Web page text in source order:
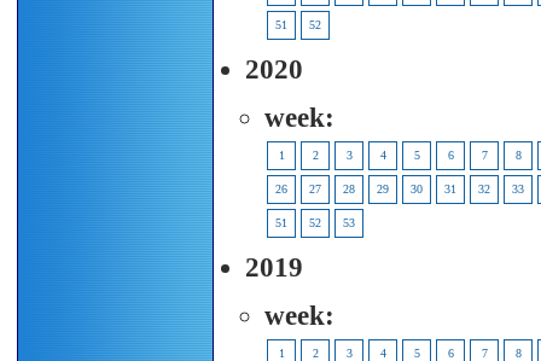
51 52
2020
week:
1 2 3 4 5 6 7 8
26 27 28 29 30 31 32 33
51 52 53
2019
week:
1 2 3 4 5 6 7 8